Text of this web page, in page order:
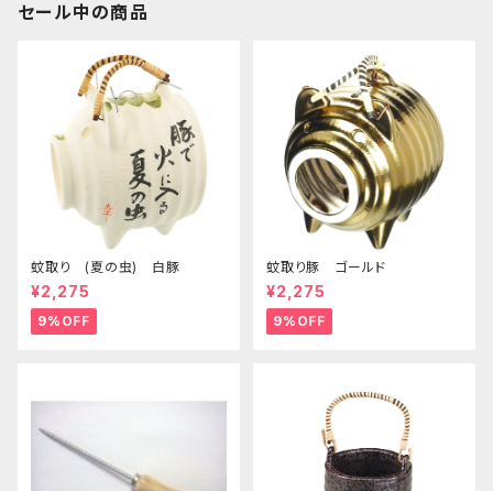
セール中の商品
蚊取り (夏の虫) 白豚
¥2,275
9%OFF
蚊取り豚 ゴールド
¥2,275
9%OFF